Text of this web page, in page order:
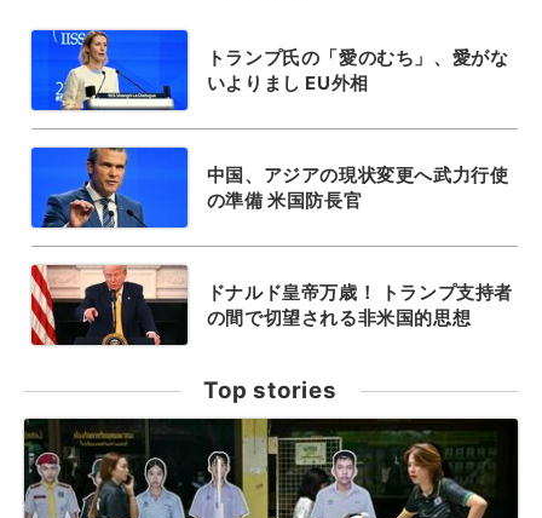
トランプ氏の「愛のむち」、愛がな
いよりまし EU外相
中国、アジアの現状変更へ武力行使
の準備 米国防長官
ドナルド皇帝万歳！ トランプ支持者
の間で切望される非米国的思想
Top stories